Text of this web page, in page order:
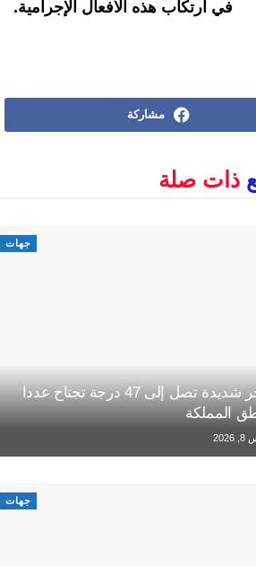
في ارتكاب هذه الأفعال الإجرامية.
مشاركة
ذات صلة
جهات
موجة حر شديدة تصل إلى 47 درجة تجتاح عددا
المملكة
جهات